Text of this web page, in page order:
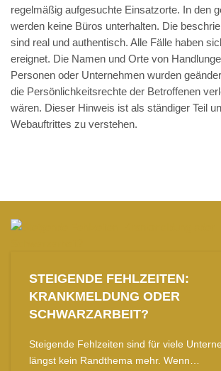
regelmäßig aufgesuchte Einsatzorte. In den
werden keine Büros unterhalten. Die
sind real und authentisch. Alle Fälle haben
ereignet. Die Namen und Orte von
Personen oder Unternehmen wurden
die Persönlichkeitsrechte der Betroffenen
wären. Dieser Hinweis ist als ständiger Teil
Webauftrittes zu verstehen.
STEIGENDE FEHLZEITEN:
KRANKMELDUNG ODER
SCHWARZARBEIT?
Steigende Fehlzeiten sind für viele
längst kein Randthema mehr. Wenn…